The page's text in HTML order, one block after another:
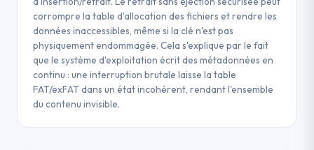
précisément l'étendue des dommages et
réaliser les interventions nécessaires en
toute sécurité, maximisant ainsi les chances
de récupérer vos données.
de la clé USB, même les plus petits, et
placez-les immédiatement dans un
SACHET ANTISTATIQUE
pour éviter toute décharge électrostatique
supplémentaire. Confiez ensuite l'ensemble
à un
PROFESSIONNEL SPÉCIALISÉ EN
RÉCUPÉRATION DE DONNÉES
NAND ou le contrôleur USB sont endommagés,
empêchant toute communication fiable entre la
clé et le système d'exploitation.
CONSEIL
N'effectuez jamais de formatage avant
d'avoir tenté une récupération des
données, cette opération efface
corrompre la table d'allocation des fichiers et rendre les
données inaccessibles, même si la clé n'est pas
physiquement endommagée. Cela s'explique par le fait
que le système d'exploitation écrit des métadonnées en
continu : une interruption brutale laisse la table
FAT/exFAT dans un état incohérent, rendant l'ensemble
du contenu invisible.